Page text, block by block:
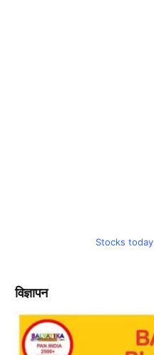
Stocks today
विज्ञापन